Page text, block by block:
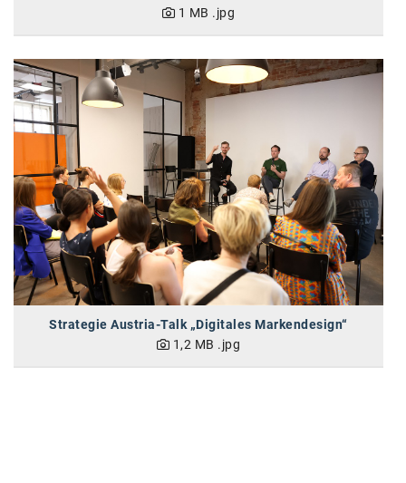
1 MB .jpg
Strategie Austria-Talk „Digitales Markendesign“
1,2 MB .jpg